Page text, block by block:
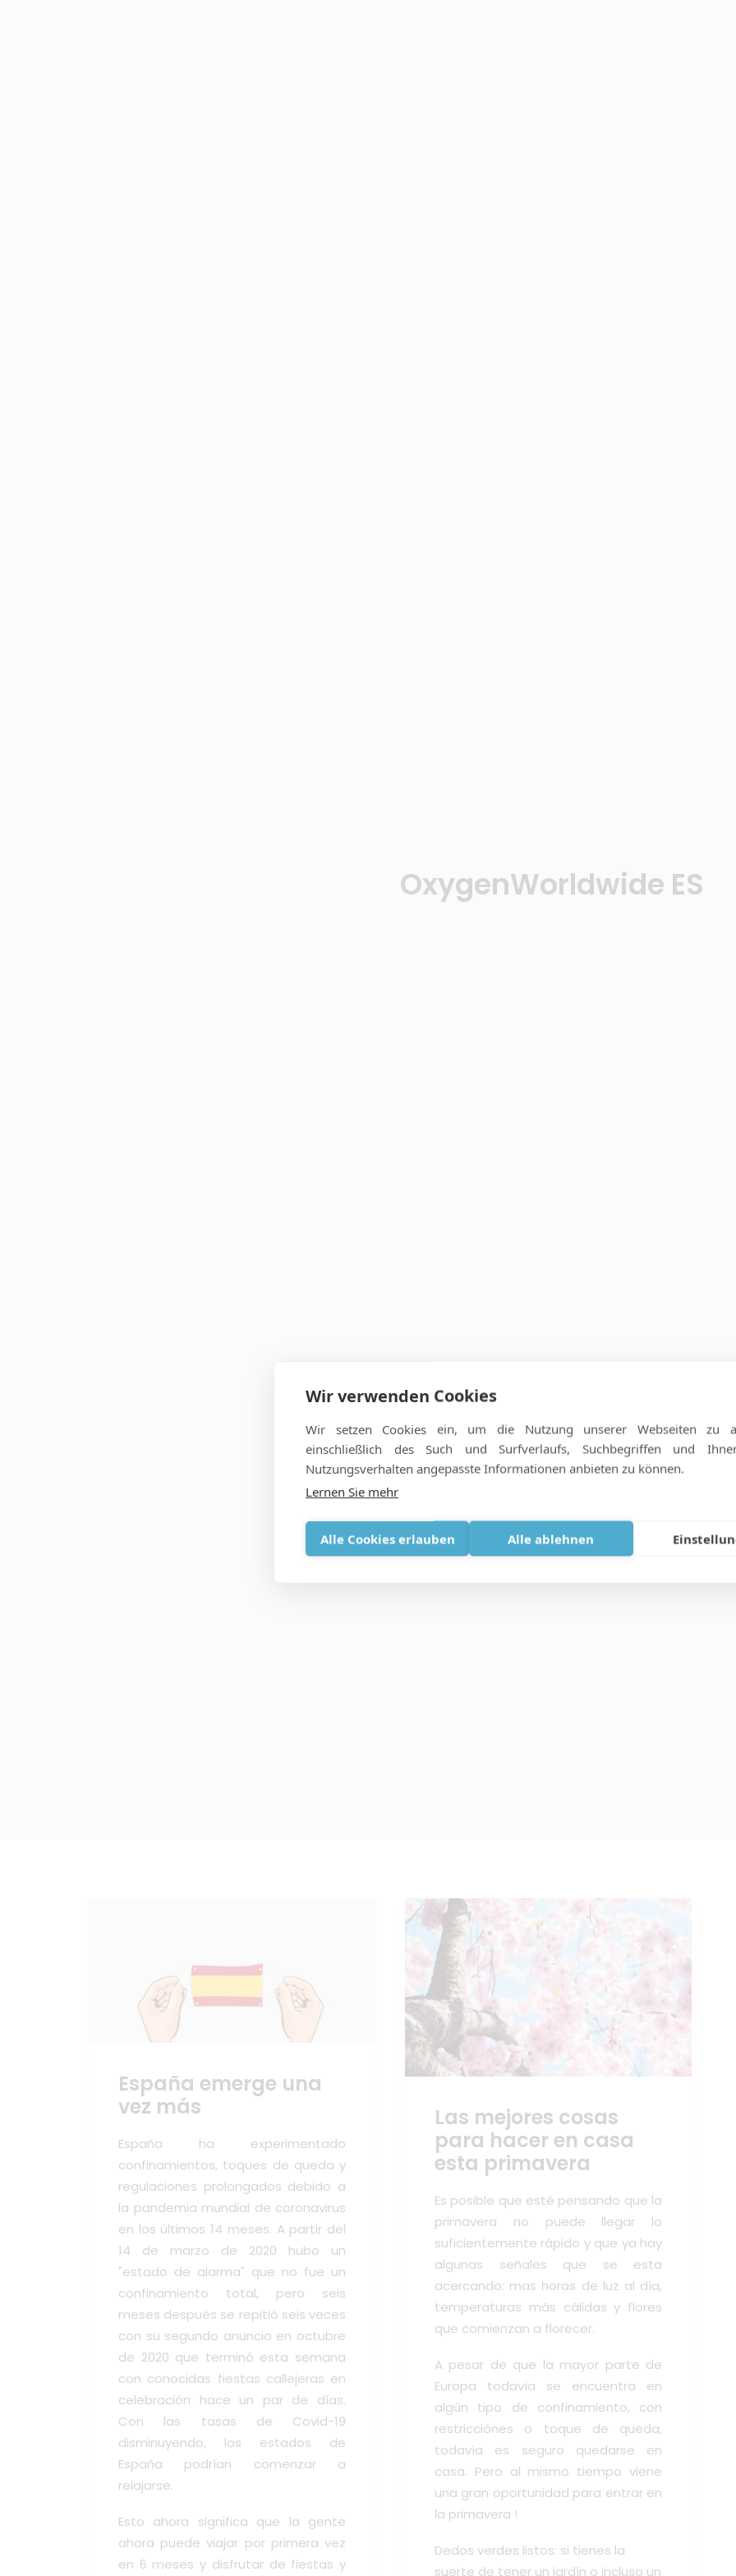
OxygenWorldwide ES
España emerge una
vez más
España ha experimentado
confinamientos, toques de queda y
regulaciones prolongados debido a
la pandemia mundial de coronavirus
en los últimos 14 meses. A partir del
14 de marzo de 2020 hubo un
"estado de alarma" que no fue un
confinamiento total, pero seis
meses después se repitió seis veces
con su segundo anuncio en octubre
de 2020 que terminó esta semana
con conocidas fiestas callejeras en
celebración hace un par de días.
Con las tasas de Covid-19
disminuyendo, los estados de
España podrían comenzar a
relajarse.
Esto ahora significa que la gente
ahora puede viajar por primera vez
en 6 meses y disfrutar de fiestas y
Las mejores cosas
para hacer en casa
esta primavera
Es posible que esté pensando que la
primavera no puede llegar lo
suficientemente rápido y que ya hay
algunas señales que se esta
acercando: mas horas de luz al día,
temperaturas más cálidas y flores
que comienzan a florecer.
A pesar de que la mayor parte de
Europa todavía se encuentra en
algún tipo de confinamiento, con
restricciónes o toque de queda,
todavía es seguro quedarse en
casa. Pero al mismo tiempo viene
una gran oportunidad para entrar en
la primavera !
Dedos verdes listos: si tienes la
suerte de tener un jardín o incluso un
Wir verwenden Cookies
Wir setzen Cookies ein, um die Nutzung unserer Webseiten zu
einschließlich des Such und Surfverlaufs, Suchbegriffen und
Nutzungsverhalten angepasste Informationen anbieten zu können.
Lernen Sie mehr
Alle Cookies erlauben Alle ablehnen